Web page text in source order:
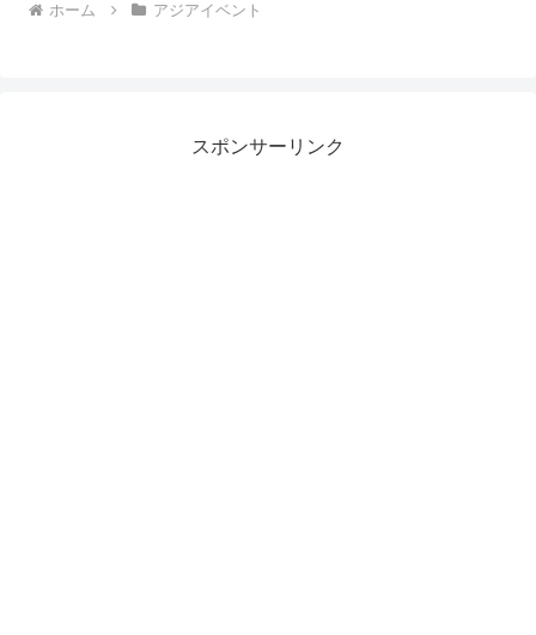
ホーム アジアイベント
スポンサーリンク